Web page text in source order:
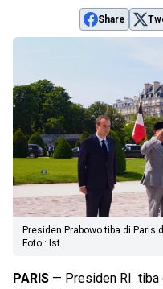
Share
Presiden Prabowo tiba di
Foto : Ist
PARIS — Presiden RI tiba